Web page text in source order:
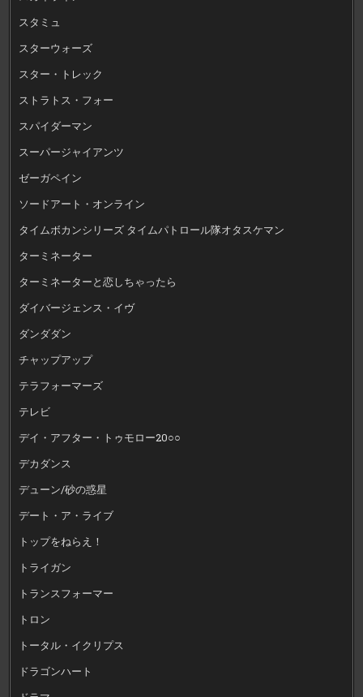
スタミュ
スターウォーズ
スター・トレック
ストラトス・フォー
スパイダーマン
スーパージャイアンツ
ゼーガペイン
ソードアート・オンライン
タイムボカンシリーズ タイムパトロール隊オタスケマン
ターミネーター
ターミネーターと恋しちゃったら
ダイバージェンス・イヴ
ダンダダン
チャップアップ
テラフォーマーズ
テレビ
デイ・アフター・トゥモロー20○○
デカダンス
デューン/砂の惑星
デート・ア・ライブ
トップをねらえ！
トライガン
トランスフォーマー
トロン
トータル・イクリプス
ドラゴンハート